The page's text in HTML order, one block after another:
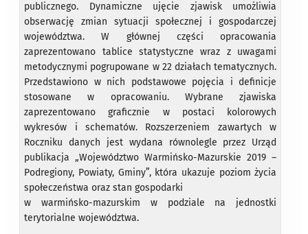
publicznego. Dynamiczne ujęcie zjawisk umożliwia
obserwację zmian sytuacji społecznej i gospodarczej
województwa. W głównej części opracowania
zaprezentowano tablice statystyczne wraz z uwagami
metodycznymi pogrupowane w 22 działach tematycznych.
Przedstawiono w nich podstawowe pojęcia i definicje
stosowane w opracowaniu. Wybrane zjawiska
zaprezentowano graficznie w postaci kolorowych
wykresów i schematów. Rozszerzeniem zawartych w
Roczniku danych jest wydana równolegle przez Urząd
publikacja „Województwo Warmińsko-Mazurskie 2019 –
Podregiony, Powiaty, Gminy”, która ukazuje poziom życia
społeczeństwa oraz stan gospodarki
w warmińsko-mazurskim w podziale na jednostki
terytorialne województwa.